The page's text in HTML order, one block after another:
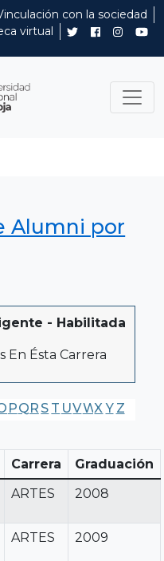
con la sociedad
virtual
Alumni por
- Habilitada
En Ésta Carrera
PQR S T UVWX Y Z
Carrera
Graduación
ARTES 2008
ARTES 2009